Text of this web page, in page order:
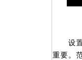
设置
重要。